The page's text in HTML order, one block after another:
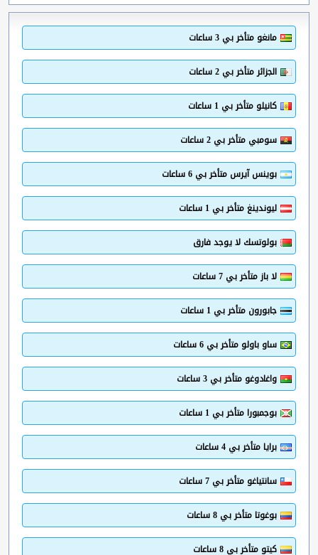
مانغو متأخر بي 3 ساعات
الجزائر متأخر بي 2 ساعات
كانيلو متأخر بي 1 ساعات
سومبي متأخر بي 2 ساعات
بوينس آيرس متأخر بي 6 ساعات
ليوندينغ متأخر بي 1 ساعات
بولوتسك لا يوجد فارق
لا باز متأخر بي 7 ساعات
جابورون متأخر بي 1 ساعات
ساو باولو متأخر بي 6 ساعات
واغادوغو متأخر بي 3 ساعات
بوجمبورا متأخر بي 1 ساعات
برايا متأخر بي 4 ساعات
سانتياغو متأخر بي 7 ساعات
بوغوتا متأخر بي 8 ساعات
كيتو متأخر بي 8 ساعات